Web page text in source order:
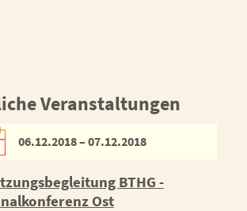
Veranstaltungen
06.12.2018 – 07.12.2018
BTHG -
Ost